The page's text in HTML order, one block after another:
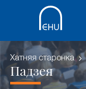
Хатняя старонка
Падзея